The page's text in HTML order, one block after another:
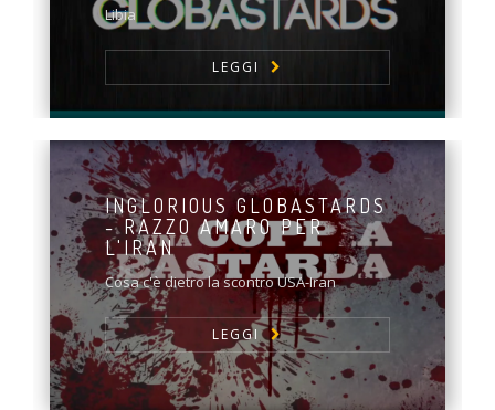
Libia
LEGGI
INGLORIOUS GLOBASTARDS
- RAZZO AMARO PER
L'IRAN
Cosa c'è dietro la scontro USA-Iran
LEGGI